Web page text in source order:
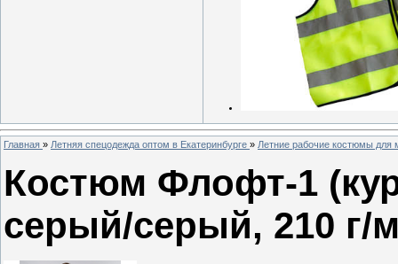
Главная » Летняя спецодежда оптом в Екатеринбурге » Летние рабочие костюмы для
Костюм Флофт-1
серый/серый, 210 г/